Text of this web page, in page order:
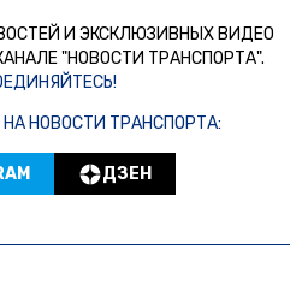
И ЭКСКЛЮЗИВНЫХ ВИДЕО
"НОВОСТИ ТРАНСПОРТА".
НОВОСТИ ТРАНСПОРТА:
ДЗЕН